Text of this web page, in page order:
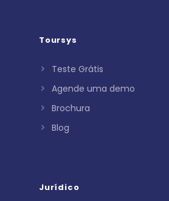
Toursys
Teste Grátis
Agende uma demo
Brochura
Blog
Jurídico